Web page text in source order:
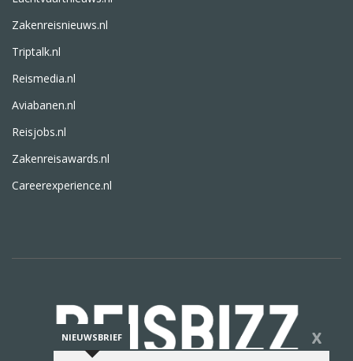
Zakenreisnieuws.nl
Triptalk.nl
Reismedia.nl
Aviabanen.nl
Reisjobs.nl
Zakenreisawards.nl
Careerexperience.nl
NIEUWSBRIEF X